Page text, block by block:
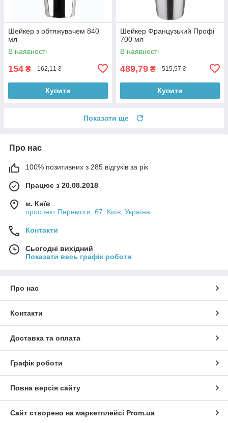
Шейкер з обтяжувачем 840
мл
В наявності
154 ₴ 162,11 ₴
Купити
Шейкер Французький Профі
700 мл
В наявності
489,79 ₴ 515,57 ₴
Купити
Показати ще
Про нас
100% позитивних з 285 відгуків за рік
Працює з 20.08.2018
м. Київ
проспект Перемоги, 67, Київ, Україна
Контакти
Сьогодні вихідний
Показати весь графік роботи
Про нас
Контакти
Доставка та оплата
Графік роботи
Повна версія сайту
Сайт створено на маркетплейсі Prom.ua